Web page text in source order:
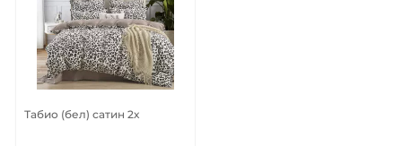
Табио (бел) сатин 2х